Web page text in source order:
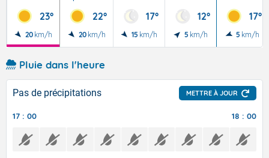
23°
20 km/h
22°
20 km/h
17°
15 km/h
12°
5 km/h
17°
5 km/h
Pluie dans l'heure
Pas de précipitations METTRE À JOUR
17 : 00 18 : 00